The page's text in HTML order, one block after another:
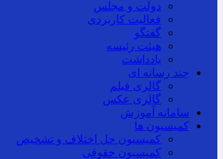
دولت و مجلس
فعالیت کاربردی
گفتگو
هیئت رئیسه
یادداشت
چند رسانه ای
گالری فیلم
گالری عکس
سامانه آموزش
کمیسیون ها
کمیسیون حل اختلاف و تشخیص
کمیسیون حقوقی